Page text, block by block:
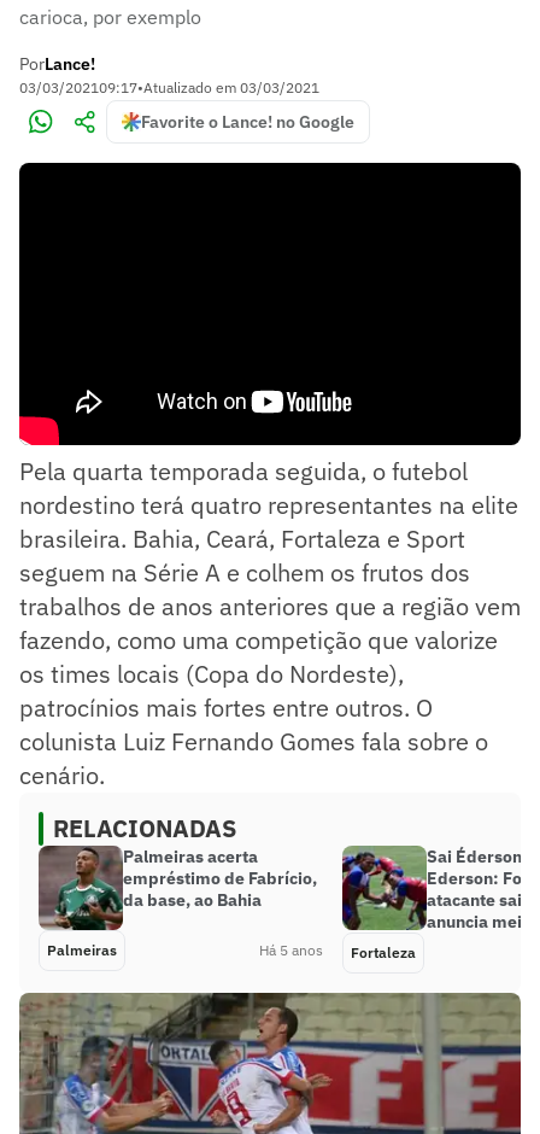
carioca, por exemplo
PorLance!
03/03/202109:17•Atualizado em 03/03/2021
Favorite o Lance! no Google
Pela quarta temporada seguida, o futebol
nordestino terá quatro representantes na elite
brasileira. Bahia, Ceará, Fortaleza e Sport
seguem na Série A e colhem os frutos dos
trabalhos de anos anteriores que a região vem
fazendo, como uma competição que valorize
os times locais (Copa do Nordeste),
patrocínios mais fortes entre outros. O
colunista Luiz Fernando Gomes fala sobre o
cenário.
RELACIONADAS
Palmeiras acerta
empréstimo de Fabrício,
da base, ao Bahia
Palmeiras Há 5 anos
Sai Éderson
Ederson:
atacante
anuncia
Fortaleza